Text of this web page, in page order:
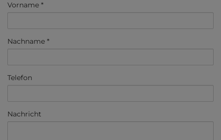
Vorname
Nachname
Telefon
Nachricht